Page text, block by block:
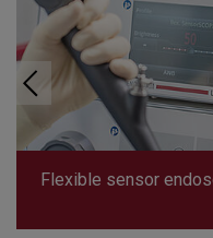
Flexible sensor